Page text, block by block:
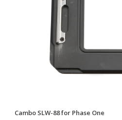
Cambo SLW-88 for Phase One